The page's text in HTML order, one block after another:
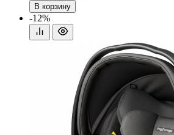
В корзину
-12%